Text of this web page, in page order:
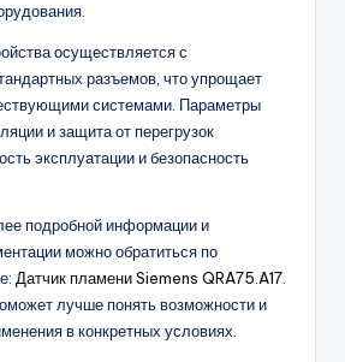
осуществляется с
разъемов, что упрощает
системами. Параметры
и защита от перегрузок
эксплуатации и безопасность
подробной информации и
можно обратиться по
Датчик пламени Siemens QRA75.A17
лучше понять возможности и
в конкретных условиях.